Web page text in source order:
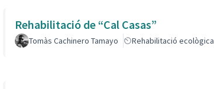
Rehabilitació de “Cal Casas”
Tomàs Cachinero Tamayo Rehabilitació ecològica